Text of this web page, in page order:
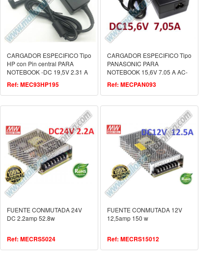
CARGADOR ESPECIFICO Tipo
HP con Pin central PARA
NOTEBOOK -DC 19,5V 2.31 A
Ref: MEC93HP195
CARGADOR ESPECIFICO Tipo
PANASONIC PARA
NOTEBOOK 15,6V 7.05 A AC-
Ref: MECPAN093
FUENTE CONMUTADA 24V
DC 2.2amp 52.8w
Ref: MECRS5024
FUENTE CONMUTADA 12V
12,5amp 150 w
Ref: MECRS15012